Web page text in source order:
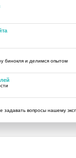
бинокля и делимся опытом
вопросы нашему